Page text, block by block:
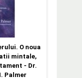
O noua
mintale,
- Dr.
Palmer